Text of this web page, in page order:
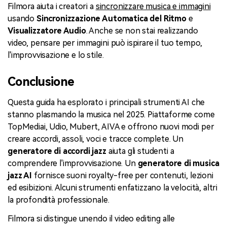
Filmora aiuta i creatori a sincronizzare musica e immagini
usando Sincronizzazione Automatica del Ritmoe
Visualizzatore Audio. Anche se non stai realizzando
video, pensare per immagini può ispirare il tuo tempo,
l'improvvisazione e lo stile.
Conclusione
Questa guida ha esplorato i principali strumenti AI che
stanno plasmando la musica nel 2025. Piattaforme come
TopMediai, Udio, Mubert, AIVA e offrono nuovi modi per
creare accordi, assoli, voci e tracce complete. Un
generatore di accordi jazz aiuta gli studenti a
comprendere l'improvvisazione. Ungeneratore di musica
jazz AI fornisce suoni royalty-free per contenuti, lezioni
ed esibizioni. Alcuni strumenti enfatizzano la velocità, altri
la profondità professionale.
Filmora si distingue unendo il video editing alle